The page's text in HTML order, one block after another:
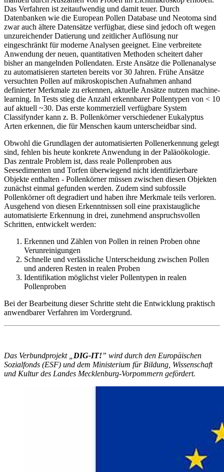
Das Verfahren ist zeitaufwendig und damit teuer. Durch
Datenbanken wie die European Pollen Database und Neotoma sind
zwar auch ältere Datensätze verfügbar, diese sind jedoch oft wegen
unzureichender Datierung und zeitlicher Auflösung nur
eingeschränkt für moderne Analysen geeignet. Eine verbreitete
Anwendung der neuen, quantitativen Methoden scheitert daher
bisher an mangelnden Pollendaten. Erste Ansätze die Pollenanalyse
zu automatisieren starteten bereits vor 30 Jahren. Frühe Ansätze
versuchten Pollen auf mikroskopischen Aufnahmen anhand
definierter Merkmale zu erkennen, aktuelle Ansätze nutzen machine-
learning. In Tests stieg die Anzahl erkennbarer Pollentypen von < 10
auf aktuell ~30. Das erste kommerziell verfügbare System
Classifynder kann z. B. Pollenkörner verschiedener Eukalyptus
Arten erkennen, die für Menschen kaum unterscheidbar sind.
Obwohl die Grundlagen der automatisierten Pollenerkennung gelegt
sind, fehlen bis heute konkrete Anwendung in der Paläoökologie.
Das zentrale Problem ist, dass reale Pollenproben aus
Seesedimenten und Torfen überwiegend nicht identifizierbare
Objekte enthalten - Pollenkörner müssen zwischen diesen Objekten
zunächst einmal gefunden werden. Zudem sind subfossile
Pollenkörner oft degradiert und haben ihre Merkmale teils verloren.
Ausgehend von diesen Erkenntnissen soll eine praxistaugliche
automatisierte Erkennung in drei, zunehmend anspruchsvollen
Schritten, entwickelt werden:
Erkennen und Zählen von Pollen in reinen Proben ohne
Verunreinigungen
Schnelle und verlässliche Unterscheidung zwischen Pollen
und anderen Resten in realen Proben
Identifikation möglichst vieler Pollentypen in realen
Pollenproben
Bei der Bearbeitung dieser Schritte steht die Entwicklung praktisch
anwendbarer Verfahren im Vordergrund.
Das Verbundprojekt „ DIG-IT!” wird durch den Europäischen
Sozialfonds (ESF) und dem Ministerium für Bildung, Wissenschaft
und Kultur des Landes Mecklenburg-Vorpommern gefördert.